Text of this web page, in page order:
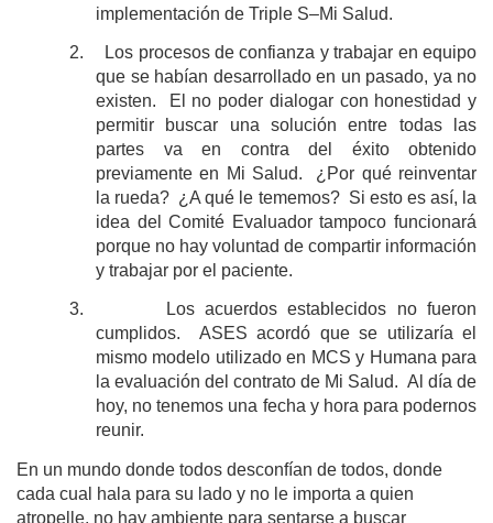
implementación de Triple S–Mi Salud.
2.
Los procesos de confianza y trabajar en equipo
que se habían desarrollado en un pasado, ya no
existen. El no poder dialogar con honestidad y
permitir buscar una solución entre todas las
partes va en contra del éxito obtenido
previamente en Mi Salud. ¿Por qué reinventar
la rueda? ¿A qué le tememos? Si esto es así, la
idea del Comité Evaluador tampoco funcionará
porque no hay voluntad de compartir información
y trabajar por el paciente.
3.
Los acuerdos establecidos no fueron
cumplidos. ASES acordó que se utilizaría el
mismo modelo utilizado en MCS y Humana para
la evaluación del contrato de Mi Salud. Al día de
hoy, no tenemos una fecha y hora para podernos
reunir.
En un mundo donde todos desconfían de todos, donde
cada cual hala para su lado y no le importa a quien
atropelle, no hay ambiente para sentarse a buscar